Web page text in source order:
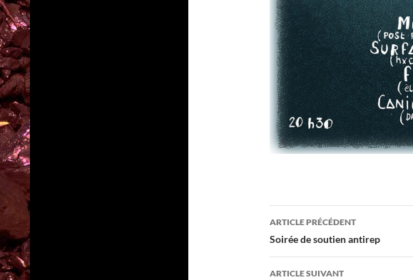
Navigation
des
articles
ARTICLE PRÉCÉDENT
Soirée de soutien antirep
ARTICLE SUIVANT